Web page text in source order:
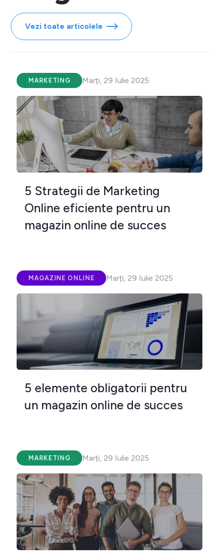
Vezi toate articolele
MARKETING Marți, 29 Iulie 2025
5 Strategii de Marketing
Online eficiente pentru un
magazin online de succes
MAGAZINE ONLINE Marți, 29 Iulie 2025
5 elemente obligatorii pentru
un magazin online de succes
MARKETING Marți, 29 Iulie 2025